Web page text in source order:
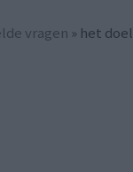
vragen » het doel